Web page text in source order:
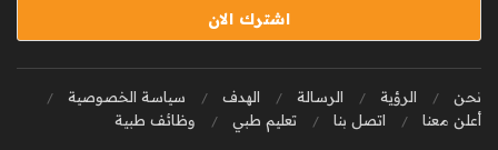
نحن الرؤية الرسالة الهدف
سياسة الخصوصية
أعلن معنا
اتصل بنا تعليم طبي وظائف طبية